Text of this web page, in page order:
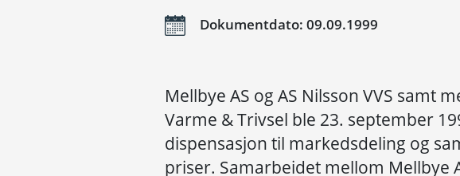
Dokumentdato: 09.09.1999
Mellbye AS og AS Nilsson VVS samt
Varme & Trivsel ble 23. september
dispensasjon til markedsdeling og
priser. Samarbeidet mellom Mellbye